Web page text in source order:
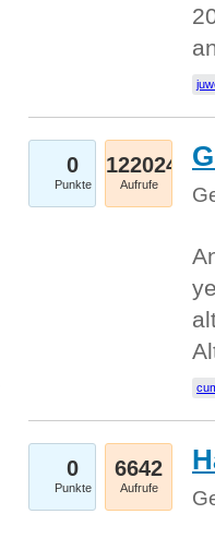
0
Punkte
122024
Aufrufe
0
Punkte
6642
Aufrufe